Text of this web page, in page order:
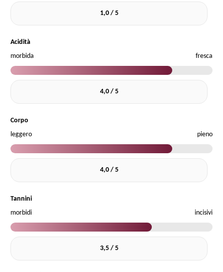
1,0 / 5
Acidità
morbida
fresca
4,0 / 5
Corpo
leggero
pieno
4,0 / 5
Tannini
morbidi
incisivi
3,5 / 5